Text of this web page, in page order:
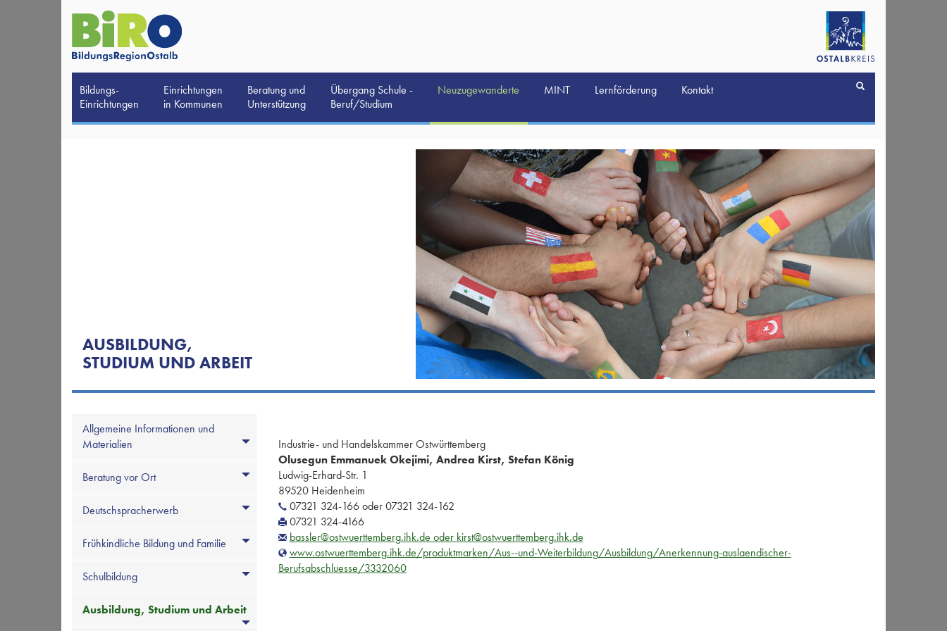
Bildungs-
Einrichtungen
Einrichtungen
in Kommunen
Beratung und
Unterstützung
Übergang Schule -
Beruf/Studium
Neuzugewanderte MINT Lernförderung Kontakt
AUSBILDUNG,
STUDIUM UND ARBEIT
Allgemeine Informationen und
Materialien
Beratung vor Ort
Deutschspracherwerb
Frühkindliche Bildung und Familie
Schulbildung
Ausbildung, Studium und Arbeit
Industrie- und Handelskammer Ostwürttemberg
Olusegun Emmanuek Okejimi, Andrea Kirst, Stefan König
Ludwig-Erhard-Str. 1
89520 Heidenheim
07321 324-166 oder 07321 324-162
07321 324-4166
bassler@ostwuerttemberg.ihk.de oder kirst@ostwuerttemberg.ihk.de
www.ostwuerttemberg.ihk.de/produktmarken/Aus--und-Weiterbildung/Ausbildung/Anerkennung-auslaendischer-
Berufsabschluesse/3332060